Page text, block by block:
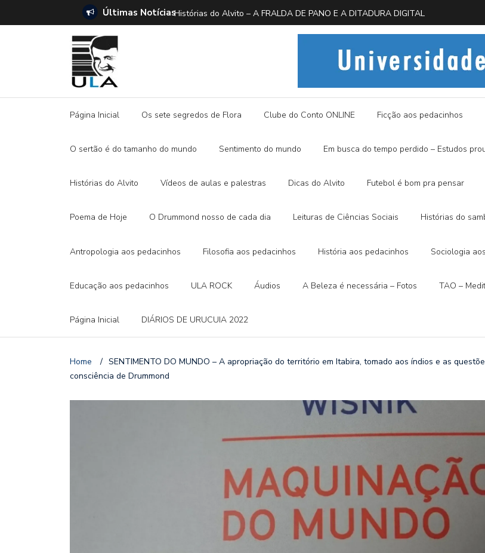
Últimas Notícias
E A DITADURA DIGITAL Histórias do Alvito – EM BUSCA DA BORBOLETA AZUL
Página Inicial Os sete segredos de Flora Clube do Conto ONLINE Ficção aos pedacinhos
O sertão é do tamanho do mundo Sentimento do mundo Em busca do tempo perdido – Estudos
Histórias do Alvito Vídeos de aulas e palestras Dicas do Alvito Futebol é bom pra pensar
Poema de Hoje O Drummond nosso de cada dia Leituras de Ciências Sociais Histórias do
Antropologia aos pedacinhos Filosofia aos pedacinhos História aos pedacinhos Sociologia
Educação aos pedacinhos ULA ROCK Áudios A Beleza é necessária – Fotos TAO –
Página Inicial DIÁRIOS DE URUCUIA 2022
Home / SENTIMENTO DO MUNDO – A apropriação do território em Itabira, tomado aos índios e as
consciência de Drummond